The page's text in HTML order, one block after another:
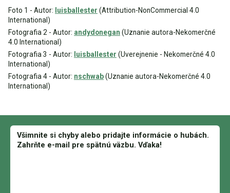
Foto 1 - Autor: luisballester (Attribution-NonCommercial 4.0
International)
Fotografia 2 - Autor: andydonegan (Uznanie autora-Nekomerčné
4.0 International)
Fotografia 3 - Autor: luisballester (Uverejnenie - Nekomerčné 4.0
International)
Fotografia 4 - Autor: nschwab(Uznanie autora-Nekomerčné 4.0
International)